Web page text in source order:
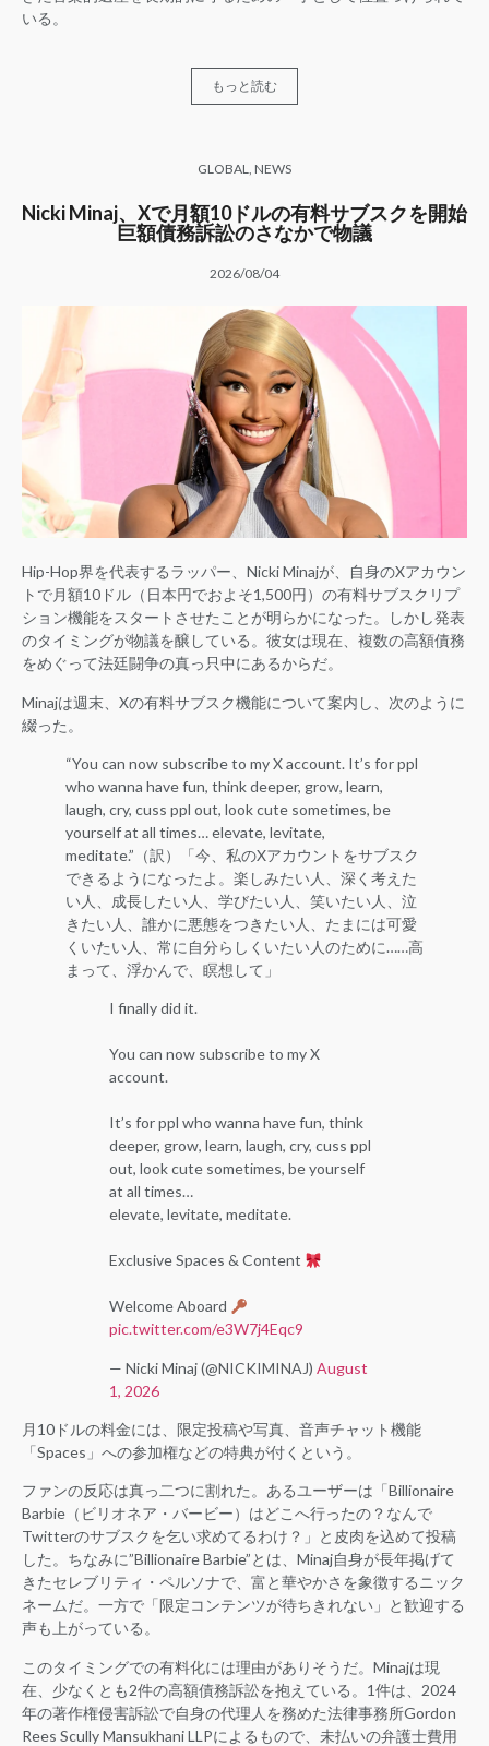
いる。
もっと読む
GLOBAL NEWS
Nicki Minaj、Xで月額10ドルの有料サブスクを開始
巨額債務訴訟のさなかで物議
2026/08/04
Hip-Hop界を代表するラッパー、Nicki Minajが、自身のXアカウン
トで月額10ドル（日本円でおよそ1,500円）の有料サブスクリプ
ション機能をスタートさせたことが明らかになった。しかし発表
のタイミングが物議を醸している。彼女は現在、複数の高額債務
をめぐって法廷闘争の真っ只中にあるからだ。
Minajは週末、Xの有料サブスク機能について案内し、次のように
綴った。
“You can now subscribe to my X account. It’s for ppl
who wanna have fun, think deeper, grow, learn,
laugh, cry, cuss ppl out, look cute sometimes, be
yourself at all times… elevate, levitate,
meditate.”（訳）「今、私のXアカウントをサブスク
できるようになったよ。楽しみたい人、深く考えた
い人、成長したい人、学びたい人、笑いたい人、泣
きたい人、誰かに悪態をつきたい人、たまには可愛
くいたい人、常に自分らしくいたい人のために……高
まって、浮かんで、瞑想して」
I finally did it.
You can now subscribe to my X
account.
It’s for ppl who wanna have fun, think
deeper, grow, learn, laugh, cry, cuss ppl
out, look cute sometimes, be yourself
at all times…
elevate, levitate, meditate.
Exclusive Spaces & Content
Welcome Aboard
pic.twitter.com/e3W7j4Eqc9
— Nicki Minaj (@NICKIMINAJ) August
1, 2026
月10ドルの料金には、限定投稿や写真、音声チャット機能
「Spaces」への参加権などの特典が付くという。
ファンの反応は真っ二つに割れた。あるユーザーは「Billionaire
Barbie（ビリオネア・バービー）はどこへ行ったの？なんで
Twitterのサブスクを乞い求めてるわけ？」と皮肉を込めて投稿
した。ちなみに”Billionaire Barbie”とは、Minaj自身が長年掲げて
きたセレブリティ・ペルソナで、富と華やかさを象徴するニック
ネームだ。一方で「限定コンテンツが待ちきれない」と歓迎する
声も上がっている。
このタイミングでの有料化には理由がありそうだ。Minajは現
在、少なくとも2件の高額債務訴訟を抱えている。1件は、2024
年の著作権侵害訴訟で自身の代理人を務めた法律事務所Gordon
Rees Scully Mansukhani LLPによるもので、未払いの弁護士費用